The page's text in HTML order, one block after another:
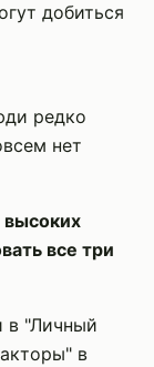
добиться
редко
нет
все три
в "Личный
в